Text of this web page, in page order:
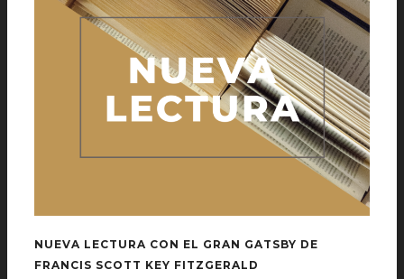
NUEVA LECTURA CON EL GRAN GATSBY DE
FRANCIS SCOTT KEY FITZGERALD